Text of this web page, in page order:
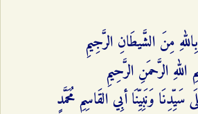
مِنَ الشَّيطَانِ الرَّجِيمِ
اللهِ الرَّحمَنِ الرَّحِيمِ
سَيِّدِنَا وَنَبِيِّنَا أبِي القَاسِمِ مُحَمَّدٍ